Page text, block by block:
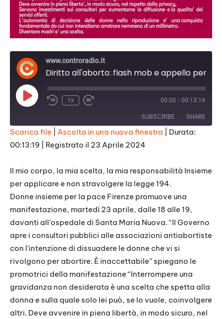
www.controradio.it
Play
Episode
1x 00:00 / 00:13:19
SUBSCRIBE SHARE
SHARE
LINK
EMBED
Scarica file Ascolta in una nuova finestra
Durata:
00:13:19
Registrato il 23 Aprile 2024
Il mio corpo, la mia scelta, la mia responsabilità Insieme
per applicare e non stravolgere la legge 194.
Donne insieme per la pace Firenze promuove una
manifestazione, martedì 23 aprile, dalle 18 alle 19,
davanti all’ospedale di Santa Maria Nuova. “Il Governo
apre i consultori pubblici alle associazioni antiabortiste
con l’intenzione di dissuadere le donne che vi si
rivolgono per abortire. È inaccettabile” spiegano le
promotrici della manifestazione “Interrompere una
gravidanza non desiderata è una scelta che spetta alla
donna e sulla quale solo lei può, se lo vuole, coinvolgere
altri. Deve avvenire in piena libertà, in modo sicuro, nel